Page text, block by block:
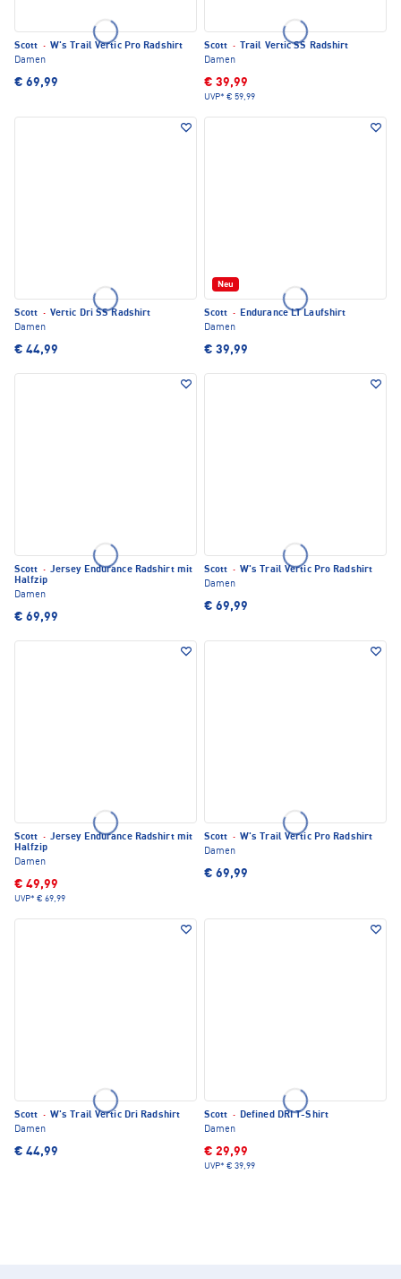
Scott · W's Trail Vertic Pro Radshirt
Damen
€ 69,99
Scott ·
Trail Vertic SS Radshirt
Damen
€ 39,99
UVP* € 59,99
Scott · Vertic Dri SS Radshirt
Damen
€ 44,99
Neu
Scott · Endurance LT Laufshirt
Damen
€ 39,99
Scott · Jersey Endurance Radshirt mit
Halfzip
Damen
€ 69,99
Scott · W's Trail Vertic Pro Radshirt
Damen
€ 69,99
Scott · Jersey Endurance Radshirt mit
Halfzip
Damen
€ 49,99
UVP* € 69,99
Scott · W's Trail Vertic Pro Radshirt
Damen
€ 69,99
Scott · W's Trail Vertic Dri Radshirt
Damen
€ 44,99
Scott · Defined DRI T-Shirt
Damen
€ 29,99
UVP* € 39,99